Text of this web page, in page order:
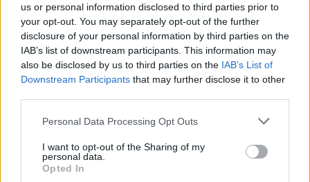
us or personal information disclosed to third parties prior to
your opt-out. You may separately opt-out of the further
disclosure of your personal information by third parties on the
IAB’s list of downstream participants. This information may
also be disclosed by us to third parties on the IAB’s List of
Downstream Participants that may further disclose it to other
Personal Data Processing Opt Outs
I want to opt-out of the Sharing of my
personal data.
Opted In
Dainininkė Monika Kvietkutė (32 m.)
Aš visada sakau, kad nėra neatleidžiamų
dalykų. Viskas labai priklauso nuo situacijos ir
žmogaus. Jeigu suklydo ir nuoširdžiai gailisi
dėl savo veiksmų ar neapgalvotų žodžių,
visada galima rasti kompromisą. To